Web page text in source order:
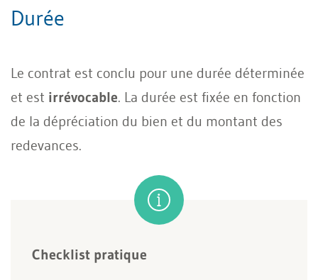
Durée
Le contrat est conclu pour une durée déterminée
et est irrévocable. La durée est fixée en fonction
de la dépréciation du bien et du montant des
redevances.
Checklist pratique